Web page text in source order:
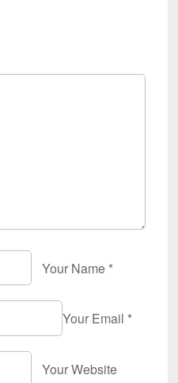
Your Name *
Your Email *
Your Website